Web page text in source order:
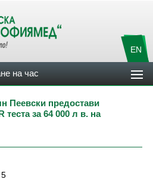
EN
на час
Пеевски предостави
за 64 000 л в. на